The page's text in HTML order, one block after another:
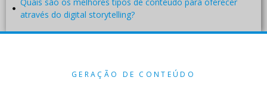
através do digital storytelling?
GERAÇÃO DE CONTEÚDO